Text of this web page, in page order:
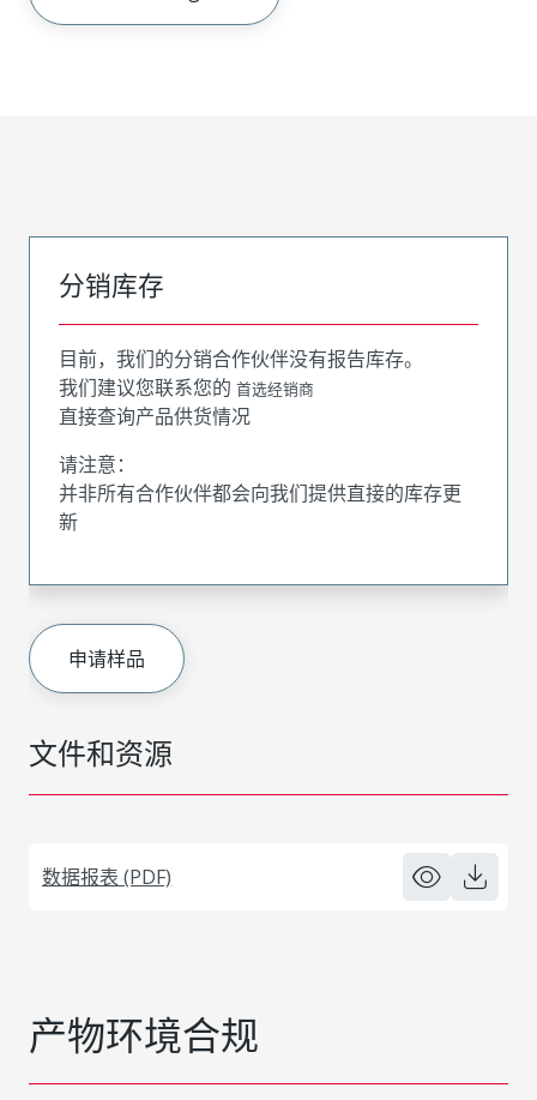
文件和资源
数据报表 (PDF)
分销库存
目前，我们的分销合作伙伴没有报告库存。
我们建议您联系您的 首选经销商
直接查询产品供货情况
请注意：
并非所有合作伙伴都会向我们提供直接的库存更
新
申请样品
产物环境合规